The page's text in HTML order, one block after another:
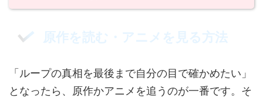
原作を読む・アニメを見る方法
「ループの真相を最後まで自分の目で確かめたい」
となったら、原作かアニメを追うのが一番です。そ